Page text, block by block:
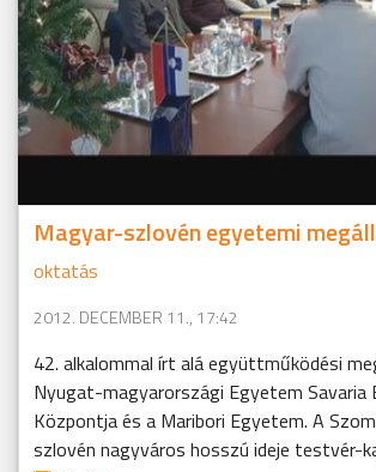
Magyar-szlovén egyetemi
oktatás
2012. DECEMBER 11., 17:42
42. alkalommal írt alá együttműködési
Nyugat-magyarországi Egyetem Savaria
Központja és a Maribori Egyetem. A
szlovén nagyváros hosszú ideje testvér-